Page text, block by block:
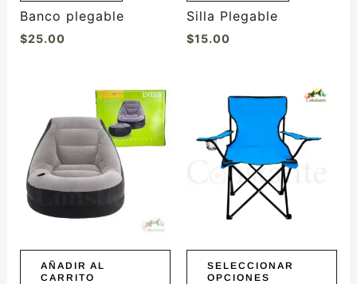
Banco plegable
$25.00
Silla Plegable
$15.00
AÑADIR AL
CARRITO
SELECCIONAR
OPCIONES
producto
tiene
múltiples
variantes.
opciones
elegir